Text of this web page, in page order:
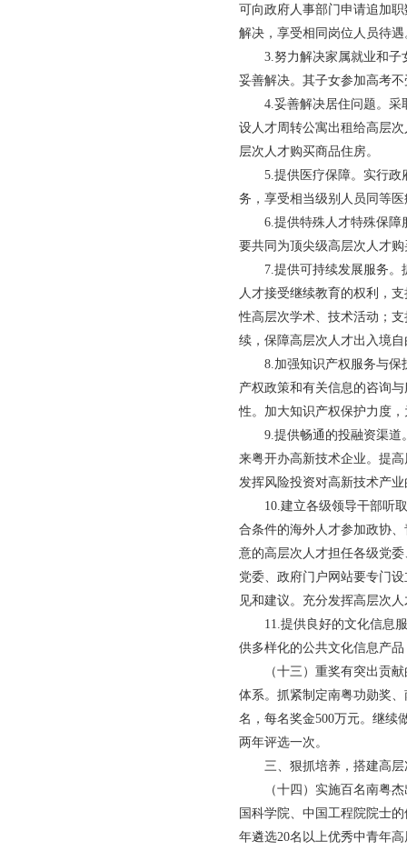
可向政府人事部门申请追加
解决，享受相同岗位人员待遇
3.努力解决家属就业和子女
妥善解决。其子女参加高考
4.妥善解决居住问题。采取
设人才周转公寓出租给高层
层次人才购买商品住房。
5.提供医疗保障。实行政府
务，享受相当级别人员同等
6.提供特殊人才特殊保障服
要共同为顶尖级高层次人才
7.提供可持续发展服务。抓
人才接受继续教育的权利，
性高层次学术、技术活动；
续，保障高层次人才出入境自
8.加强知识产权服务与保护
产权政策和有关信息的咨询
性。加大知识产权保护力度
9.提供畅通的投融资渠道。
来粤开办高新技术企业。提
发挥风险投资对高新技术产
10.建立各级领导干部听取
合条件的海外人才参加政协
意的高层次人才担任各级党
党委、政府门户网站要专门
见和建议。充分发挥高层次
11.提供良好的文化信息服
供多样化的公共文化信息产
（十三）重奖有突出贡献
体系。抓紧制定南粤功勋奖
名，每名奖金500万元。继续
两年评选一次。
三、狠抓培养，搭建高层
（十四）实施百名南粤杰
国科学院、中国工程院院士
年遴选20名以上优秀中青年